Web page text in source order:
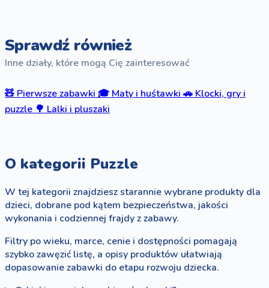
Sprawdź również
Inne działy, które mogą Cię zainteresować
🧸 Pierwsze zabawki 🎓 Maty i huśtawki 🚗 Klocki, gry i
puzzle 🌳 Lalki i pluszaki
O kategorii Puzzle
W tej kategorii znajdziesz starannie wybrane produkty dla
dzieci, dobrane pod kątem bezpieczeństwa, jakości
wykonania i codziennej frajdy z zabawy.
Filtry po wieku, marce, cenie i dostępności pomagają
szybko zawęzić listę, a opisy produktów ułatwiają
dopasowanie zabawki do etapu rozwoju dziecka.